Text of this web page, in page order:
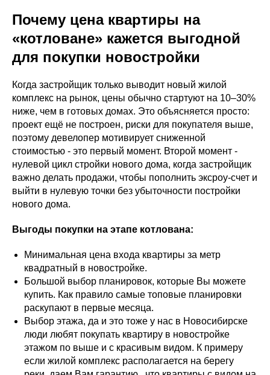
Почему цена квартиры на
«котловане» кажется выгодной
для покупки новостройки
Когда застройщик только выводит новый жилой
комплекс на рынок, цены обычно стартуют на 10–30%
ниже, чем в готовых домах. Это объясняется просто:
проект ещё не построен, риски для покупателя выше,
поэтому девелопер мотивирует сниженной
стоимостью - это первый момент. Второй момент -
нулевой цикл стройки нового дома, когда застройщик
важно делать продажи, чтобы пополнить эксроу-счет и
выйти в нулевую точки без убыточности постройки
нового дома.
Выгоды покупки на этапе котлована:
Минимальная цена входа квартиры за метр
квадратный в новостройке.
Большой выбор планировок, которые Вы можете
купить. Как правило самые топовые планировки
раскупают в первые месяца.
Выбор этажа, да и это тоже у нас в Новосибирске
люди любят покупать квартиру в новостройке
этажом по выше и с красивым видом. К примеру
если жилой комплекс располагается на берегу